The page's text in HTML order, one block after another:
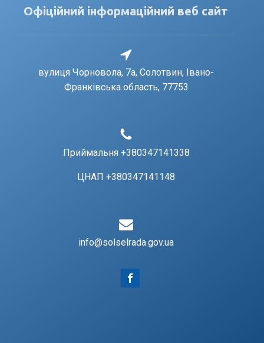
Офіційний інформаційний веб сайт
вулиця Чорновола, 7a, Солотвин, Івано-
Франківська область, 77753
Приймальня +380347141338
ЦНАП +380347141148
info@solselrada.gov.ua